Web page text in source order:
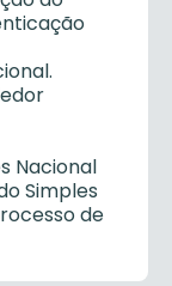
Nacional
Simples
de